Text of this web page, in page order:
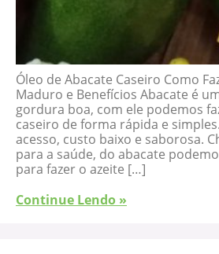
Óleo de Abacate Caseiro Como
Maduro e Benefícios Abacate é
gordura boa, com ele podemos
caseiro de forma rápida e
acesso, custo baixo e saborosa.
para a saúde, do abacate
para fazer o azeite […]
Continue Lendo »